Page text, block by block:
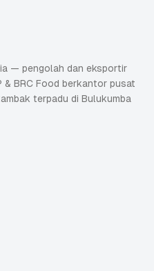
— pengolah dan eksportir
BRC Food berkantor pusat
terpadu di Bulukumba